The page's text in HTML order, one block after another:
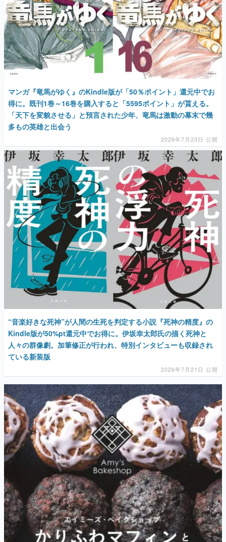
マンガ『竜馬がゆく』のKindle版が「50％ポイント」還元中でお
得に。既刊1巻～16巻を購入すると「5595ポイント」が貰える。
「天下を変貌させる」と預言された少年、竜馬は激動の幕末で幾
多もの英雄と出会う
2026年7月23日 公開
“音楽好きな死神”が人間の生死を判定する小説『死神の精度』の
Kindle版が50%pt還元中でお得に。伊坂幸太郎氏の描く死神と
人々の群像劇。加筆修正が行われ、特別インタビューも収録され
ている新装版
2026年7月21日 公開